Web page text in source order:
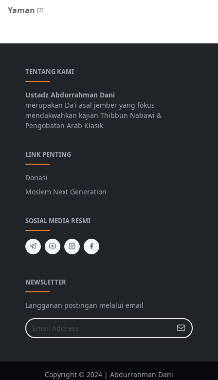
Yaman [2]
TENTANG KAMI
Ustadz Abdurrahman Dani
merupakan Da'i asal jember yang fokus
mendakwahkan kajian Thibbun Nabawi &
Pengobatan Arab Klasik
LINK PENTING
Donasi
Moslem Next Generation
SOSIAL MEDIA RESMI
NEWSLETTER
Langganan postingan melalui email
Copyright © 2024 | Abdurrahman Dani